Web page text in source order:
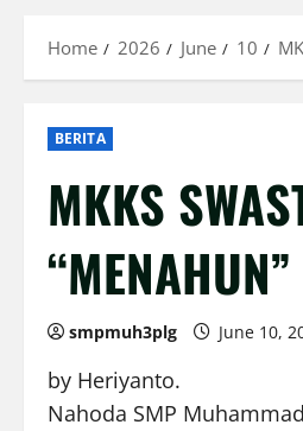
Home 2026 June 10
BERITA
MKKS
smpmuh3plg June 10,
by Heriyanto.
Nahoda SMP